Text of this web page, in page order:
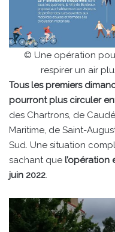
© Une opération
respirer un air
Tous les premiers
pourront plus circuler
des Chartrons, de
Maritime, de Saint-
Sud. Une situation
sachant que l’opération
juin 2022.